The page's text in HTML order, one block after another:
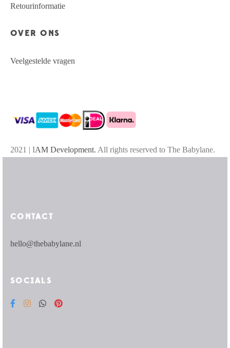
Retourinformatie
OVER ONS
Veelgestelde vragen
2021 | IAM Development. All rights reserved to The Babylane.
CONTACT
hello@thebabylane.nl
SOCIALS